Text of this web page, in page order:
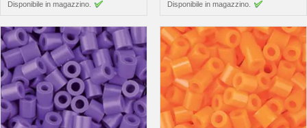
Disponibile in magazzino. Disponibile in magazzino.